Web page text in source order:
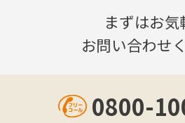
まずはお気
お問い合わせ
0800-